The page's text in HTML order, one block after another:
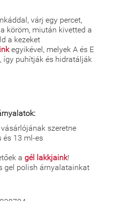
várj egy percet,
köröm, miután kivetted a
a kezeket
egyikével, melyek A és E
puhítják és hidratálják
szeretne
és 13 ml-es
a gél lakkjaink!
gel polish árnyalatainkat